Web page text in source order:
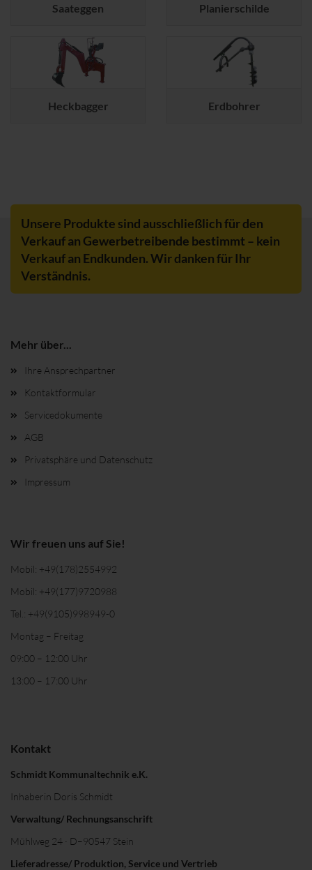
Saateggen Planierschilde
Heckbagger Erdbohrer
Unsere Produkte sind ausschließlich für den
Verkauf an Gewerbetreibende bestimmt – kein
Verkauf an Endkunden. Wir danken für Ihr
Verständnis.
Mehr über...
Ihre Ansprechpartner
Kontaktformular
Servicedokumente
AGB
Privatsphäre und Datenschutz
Impressum
Wir freuen uns auf Sie!
Mobil: +49(178)2554992
Mobil: +49(177)9720988
Tel.: +49(9105)998949-0
Montag – Freitag
09:00 – 12:00 Uhr
13:00 – 17:00 Uhr
Kontakt
Schmidt Kommunaltechnik e.K.
Inhaberin Doris Schmidt
Verwaltung/ Rechnungsanschrift
Mühlweg 24 · D–90547 Stein
Lieferadresse/ Produktion, Service und Vertrieb